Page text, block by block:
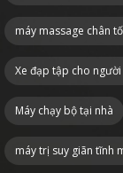
máy massage chân
Xe đạp tập cho người
Máy chạy bộ tại nhà
máy trị suy giãn tĩnh